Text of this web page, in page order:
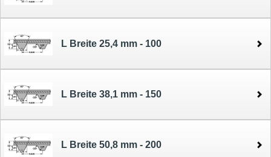
L Breite 25,4 mm - 100
L Breite 38,1 mm - 150
L Breite 50,8 mm - 200